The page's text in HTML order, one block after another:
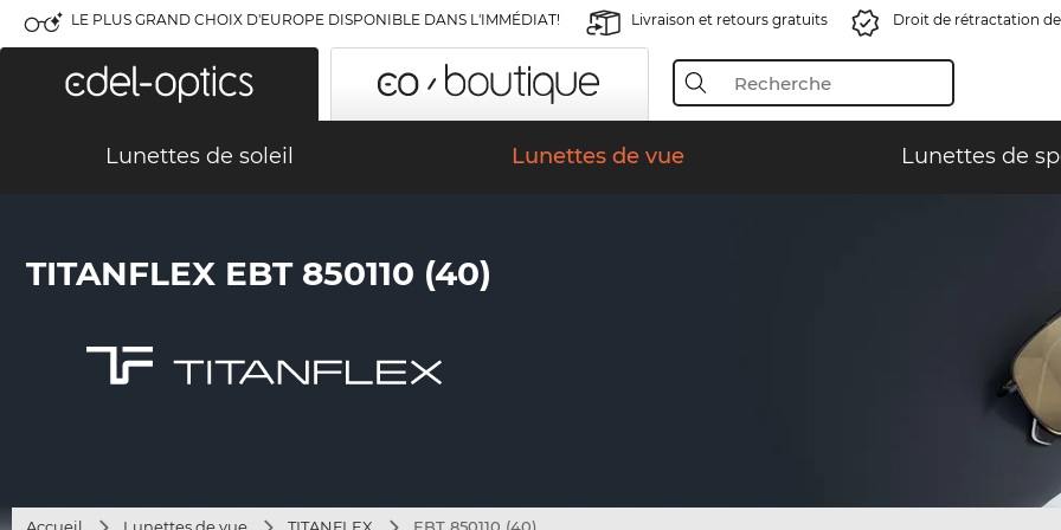
LE PLUS GRAND CHOIX D'EUROPE DISPONIBLE DANS L'IMMÉDIAT! Livraison et retours gratuits Droit de rétractation
Lunettes de soleil Lunettes de vue Lunettes de
TITANFLEX EBT 850110 (40)